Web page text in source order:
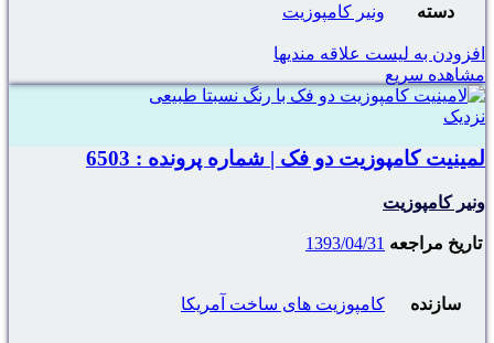
دسته ونیر کامپوزیت
افزودن به لیست علاقه مندیها
مشاهده سریع
نزدیک
لمینیت کامپوزیت دو فک | شماره پرونده : 6503
ونیر کامپوزیت
تاریخ مراجعه 1393/04/31
سازنده کامپوزیت های ساخت آمریکا